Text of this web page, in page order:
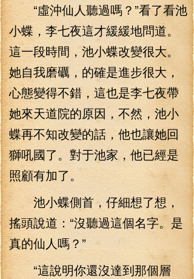
“虛沖仙人聽過嗎？”看了看池
小蝶，李七夜這才緩緩地問道。
這一段時間，池小蝶改變很大。
她自我磨礪，的確是進步很大，
心態變得不錯，這也是李七夜帶
她來天道院的原因，不然，池小
蝶再不知改變的話，他也讓她回
獅吼國了。對于池家，他已經是
照顧有加了。
池小蝶側首，仔細想了想，
搖頭說道：“沒聽過這個名字。是
真的仙人嗎？”
“這說明你還沒達到那個層